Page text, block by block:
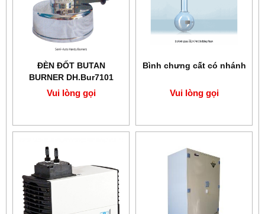
ĐÈN ĐỐT BUTAN
BURNER DH.Bur7101
Vui lòng gọi
Bình chưng cất có nhánh
Vui lòng gọi